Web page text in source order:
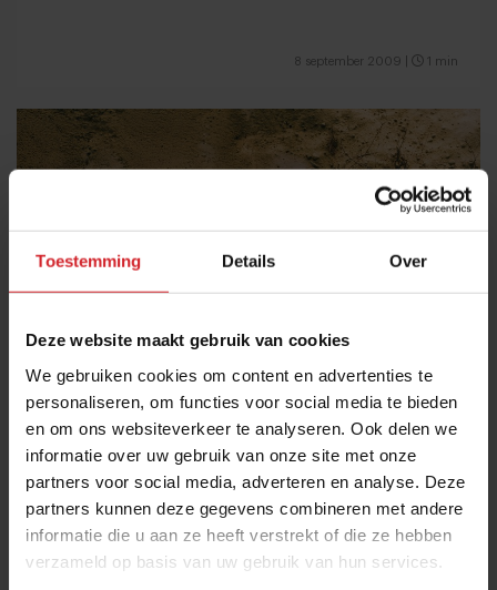
Toestemming Details Over
Deze website maakt gebruik van cookies
We gebruiken cookies om content en advertenties te
personaliseren, om functies voor social media te bieden
en om ons websiteverkeer te analyseren. Ook delen we
informatie over uw gebruik van onze site met onze
partners voor social media, adverteren en analyse. Deze
partners kunnen deze gegevens combineren met andere
informatie die u aan ze heeft verstrekt of die ze hebben
verzameld op basis van uw gebruik van hun services.
8 september 2009 1 min
Trend: thee
8 september 2009| 1 min